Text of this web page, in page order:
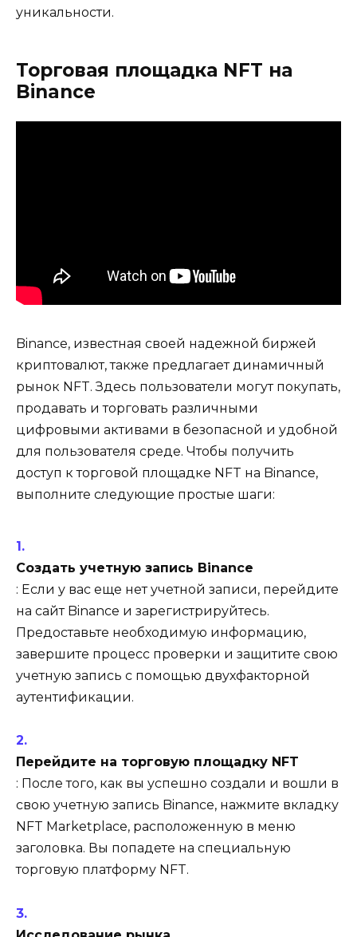
уникальности.
Торговая площадка NFT на
Binance
Binance, известная своей надежной биржей
криптовалют, также предлагает динамичный
рынок NFT. Здесь пользователи могут покупать,
продавать и торговать различными
цифровыми активами в безопасной и удобной
для пользователя среде. Чтобы получить
доступ к торговой площадке NFT на Binance,
выполните следующие простые шаги:
Создать учетную запись Binance
: Если у вас еще нет учетной записи, перейдите
на сайт Binance и зарегистрируйтесь.
Предоставьте необходимую информацию,
завершите процесс проверки и защитите свою
учетную запись с помощью двухфакторной
аутентификации.
Перейдите на торговую площадку NFT
: После того, как вы успешно создали и вошли в
свою учетную запись Binance, нажмите вкладку
NFT Marketplace, расположенную в меню
заголовка. Вы попадете на специальную
торговую платформу NFT.